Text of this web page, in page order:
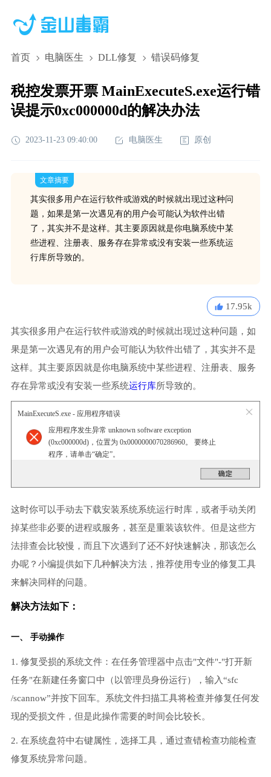
首页 电脑医生 DLL修复 错误码修复
税控发票开票 MainExecuteS.exe运行错
误提示0xc000000d的解决办法
2023-11-23 09:40:00 电脑医生 原创
文章摘要
其实很多用户在运行软件或游戏的时候就出现过这种问
题，如果是第一次遇见有的用户会可能认为软件出错
了，其实并不是这样。其主要原因就是你电脑系统中某
些进程、注册表、服务存在异常或没有安装一些系统运
行库所导致的。
17.95k
其实很多用户在运行软件或游戏的时候就出现过这种问题，如
果是第一次遇见有的用户会可能认为软件出错了，其实并不是
这样。其主要原因就是你电脑系统中某些进程、注册表、服务
存在异常或没有安装一些系统运行库所导致的。
MainExecuteS.exe - 应用程序错误
应用程序发生异常 unknown software exception
(0xc000000d)，位置为 0x0000000070286960。 要终止
程序，请单击“确定”。
这时你可以手动去下载安装系统系统运行时库，或者手动关闭
掉某些非必要的进程或服务，甚至是重装该软件。但是这些方
法排查会比较慢，而且下次遇到了还不好快速解决，那该怎么
办呢？小编提供如下几种解决方法，推荐使用专业的修复工具
来解决同样的问题。
解决方法如下：
一、 手动操作
1. 修复受损的系统文件：在任务管理器中点击"文件"-"打开新
任务"在新建任务窗口中（以管理员身份运行），输入“sfc
/scannow”并按下回车。系统文件扫描工具将检查并修复任何发
现的受损文件，但是此操作需要的时间会比较长。
2. 在系统盘符中右键属性，选择工具，通过查错检查功能检查
修复系统异常问题。